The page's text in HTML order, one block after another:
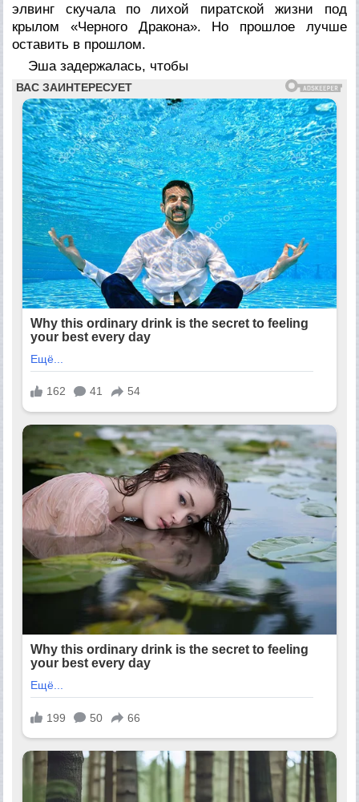
элвинг скучала по лихой пиратской жизни под
крылом «Черного Дракона». Но прошлое лучше
оставить в прошлом.
Эша задержалась, чтобы